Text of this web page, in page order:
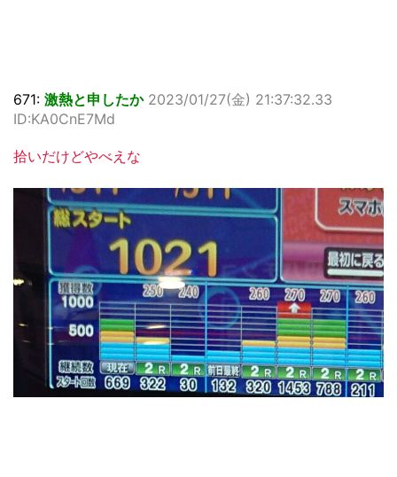
671: 激熱と申したか 2023/01/27(金) 21:37:32.33
ID:KA0CnE7Md
拾いだけどやべえな